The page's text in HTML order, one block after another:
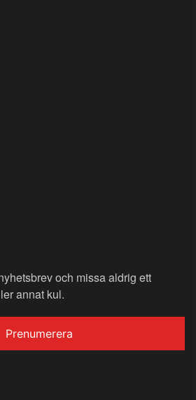
och missa aldrig ett
annat kul.
Prenumerera